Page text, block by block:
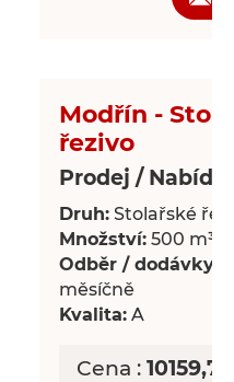
Modřín -
řezivo
Prodej /
Druh: Stolařské
Množství: 500 m³
Odběr / dodávky:
měsíčně
Kvalita: A
Cena :